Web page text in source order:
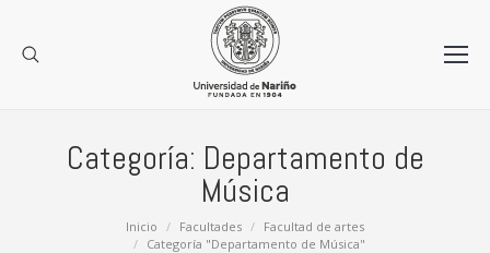
Categoría: Departamento de
Música
Inicio Facultades
Facultad de artes
Categoría "Departamento de Música"